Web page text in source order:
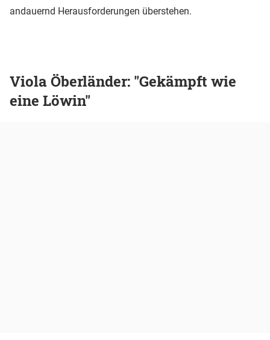
andauernd Herausforderungen überstehen.
Viola Öberländer: "Gekämpft wie
eine Löwin"